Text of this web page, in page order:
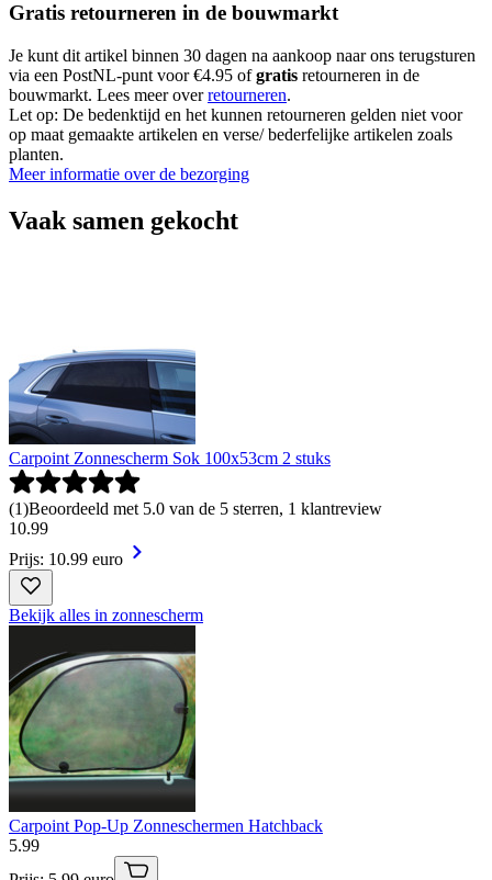
Gratis retourneren in de bouwmarkt
Je kunt dit artikel binnen 30 dagen na aankoop naar ons terugsturen
via een PostNL-punt voor €4.95 ofgratis retourneren in de
bouwmarkt. Lees meer overretourneren.
Let op: De bedenktijd en het kunnen retourneren gelden niet voor
op maat gemaakte artikelen en verse/ bederfelijke artikelen zoals
planten.
Meer informatie over de bezorging
Vaak samen gekocht
Carpoint Zonnescherm Sok 100x53cm 2 stuks
(1)Beoordeeld met 5.0 van de 5 sterren, 1 klantreview
10.99
Prijs: 10.99 euro
Bekijk alles in zonnescherm
Carpoint Pop-Up Zonneschermen Hatchback
5.99